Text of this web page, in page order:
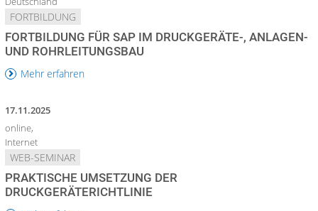
FORTBILDUNG
FORTBILDUNG FÜR SAP IM DRUCKGERÄTE-, ANLAGEN-
UND ROHRLEITUNGSBAU
Mehr erfahren
17.11.2025
online,
Internet
WEB-SEMINAR
PRAKTISCHE UMSETZUNG DER
DRUCKGERÄTERICHTLINIE